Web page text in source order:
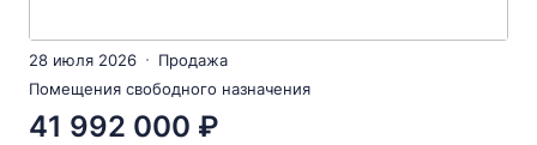
28 июля 2026
Продажа
Помещения свободного назначения
41 992 000 ₽